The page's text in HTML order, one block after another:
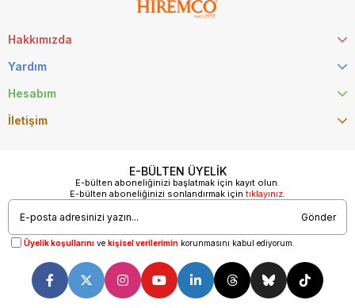
Hakkımızda
Yardım
Hesabım
İletişim
E-BÜLTEN ÜYELİK
E-bülten aboneliğinizi başlatmak için kayıt olun.
E-bülten aboneliğinizi sonlandırmak için tıklayınız.
Gönder
Üyelik koşullarını ve kişisel verilerimin korunmasını kabul ediyorum.